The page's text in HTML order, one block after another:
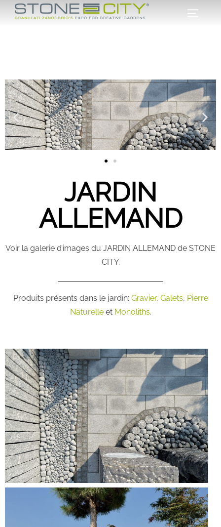
JARDIN
ALLEMAND
Voir la galerie d’images du JARDIN ALLEMAND de STONE
CITY.
Produits présents dans le jardin: Gravier, Galets, Pierre
Naturelleet Monoliths.